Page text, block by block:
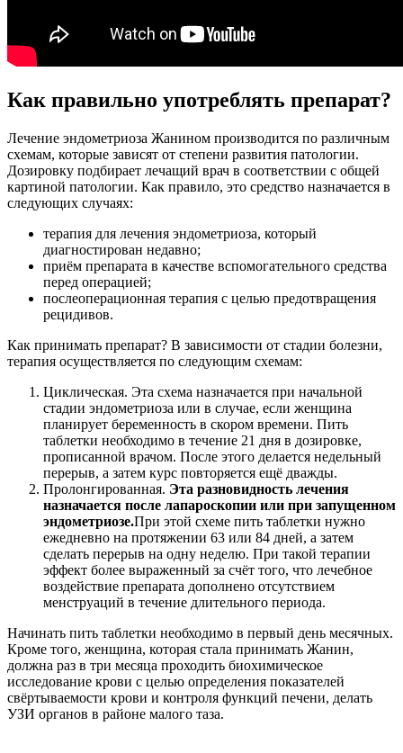
Как правильно употреблять препарат?
Лечение эндометриоза Жанином производится по различным
схемам, которые зависят от степени развития патологии.
Дозировку подбирает лечащий врач в соответствии с общей
картиной патологии. Как правило, это средство назначается в
следующих случаях:
терапия для лечения эндометриоза, который
диагностирован недавно;
приём препарата в качестве вспомогательного средства
перед операцией;
послеоперационная терапия с целью предотвращения
рецидивов.
Как принимать препарат? В зависимости от стадии болезни,
терапия осуществляется по следующим схемам:
Циклическая. Эта схема назначается при начальной
стадии эндометриоза или в случае, если женщина
планирует беременность в скором времени. Пить
таблетки необходимо в течение 21 дня в дозировке,
прописанной врачом. После этого делается недельный
перерыв, а затем курс повторяется ещё дважды.
Пролонгированная. Эта разновидность лечения
назначается после лапароскопии или при запущенном
эндометриозе.При этой схеме пить таблетки нужно
ежедневно на протяжении 63 или 84 дней, а затем
сделать перерыв на одну неделю. При такой терапии
эффект более выраженный за счёт того, что лечебное
воздействие препарата дополнено отсутствием
менструаций в течение длительного периода.
Начинать пить таблетки необходимо в первый день месячных.
Кроме того, женщина, которая стала принимать Жанин,
должна раз в три месяца проходить биохимическое
исследование крови с целью определения показателей
свёртываемости крови и контроля функций печени, делать
УЗИ органов в районе малого таза.